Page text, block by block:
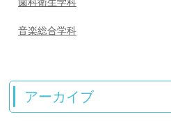
音楽総合学科
アーカイブ